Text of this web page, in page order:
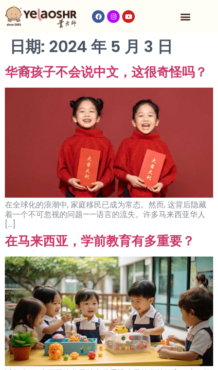
日期: 2024 年 5 月 3 日
华裔孩子不会说中文，这很奇怪吗？
在全球化的浪潮中, 家庭移民已成为常态。然而, 这背后隐藏
着一个不可忽视的问题——语言的流失。许多马来西亚华人
[…]
在马来西亚，学前教育有多重要？